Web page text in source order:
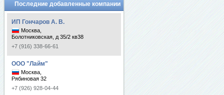
Последние добавленные компании
ИП Гончаров А. В.
Москва,
Болотниковская, д 35/2 кв38
+7 (916) 338-66-61
ООО "Лайм"
Москва,
Рябиновая 32
+7 (926) 928-04-44